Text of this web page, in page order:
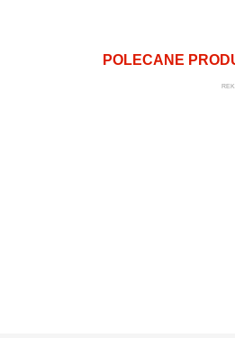
POLECANE